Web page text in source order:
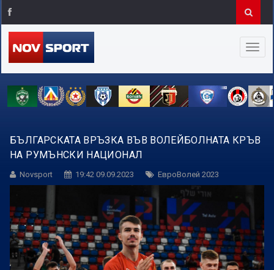
БЪЛГАРСКАТА ВРЪЗКА ВЪВ ВОЛЕЙБОЛНАТА КРЪВ
НА РУМЪНСКИ НАЦИОНАЛ
Novsport 19:42 09.09.2023 ЕвроВолей 2023